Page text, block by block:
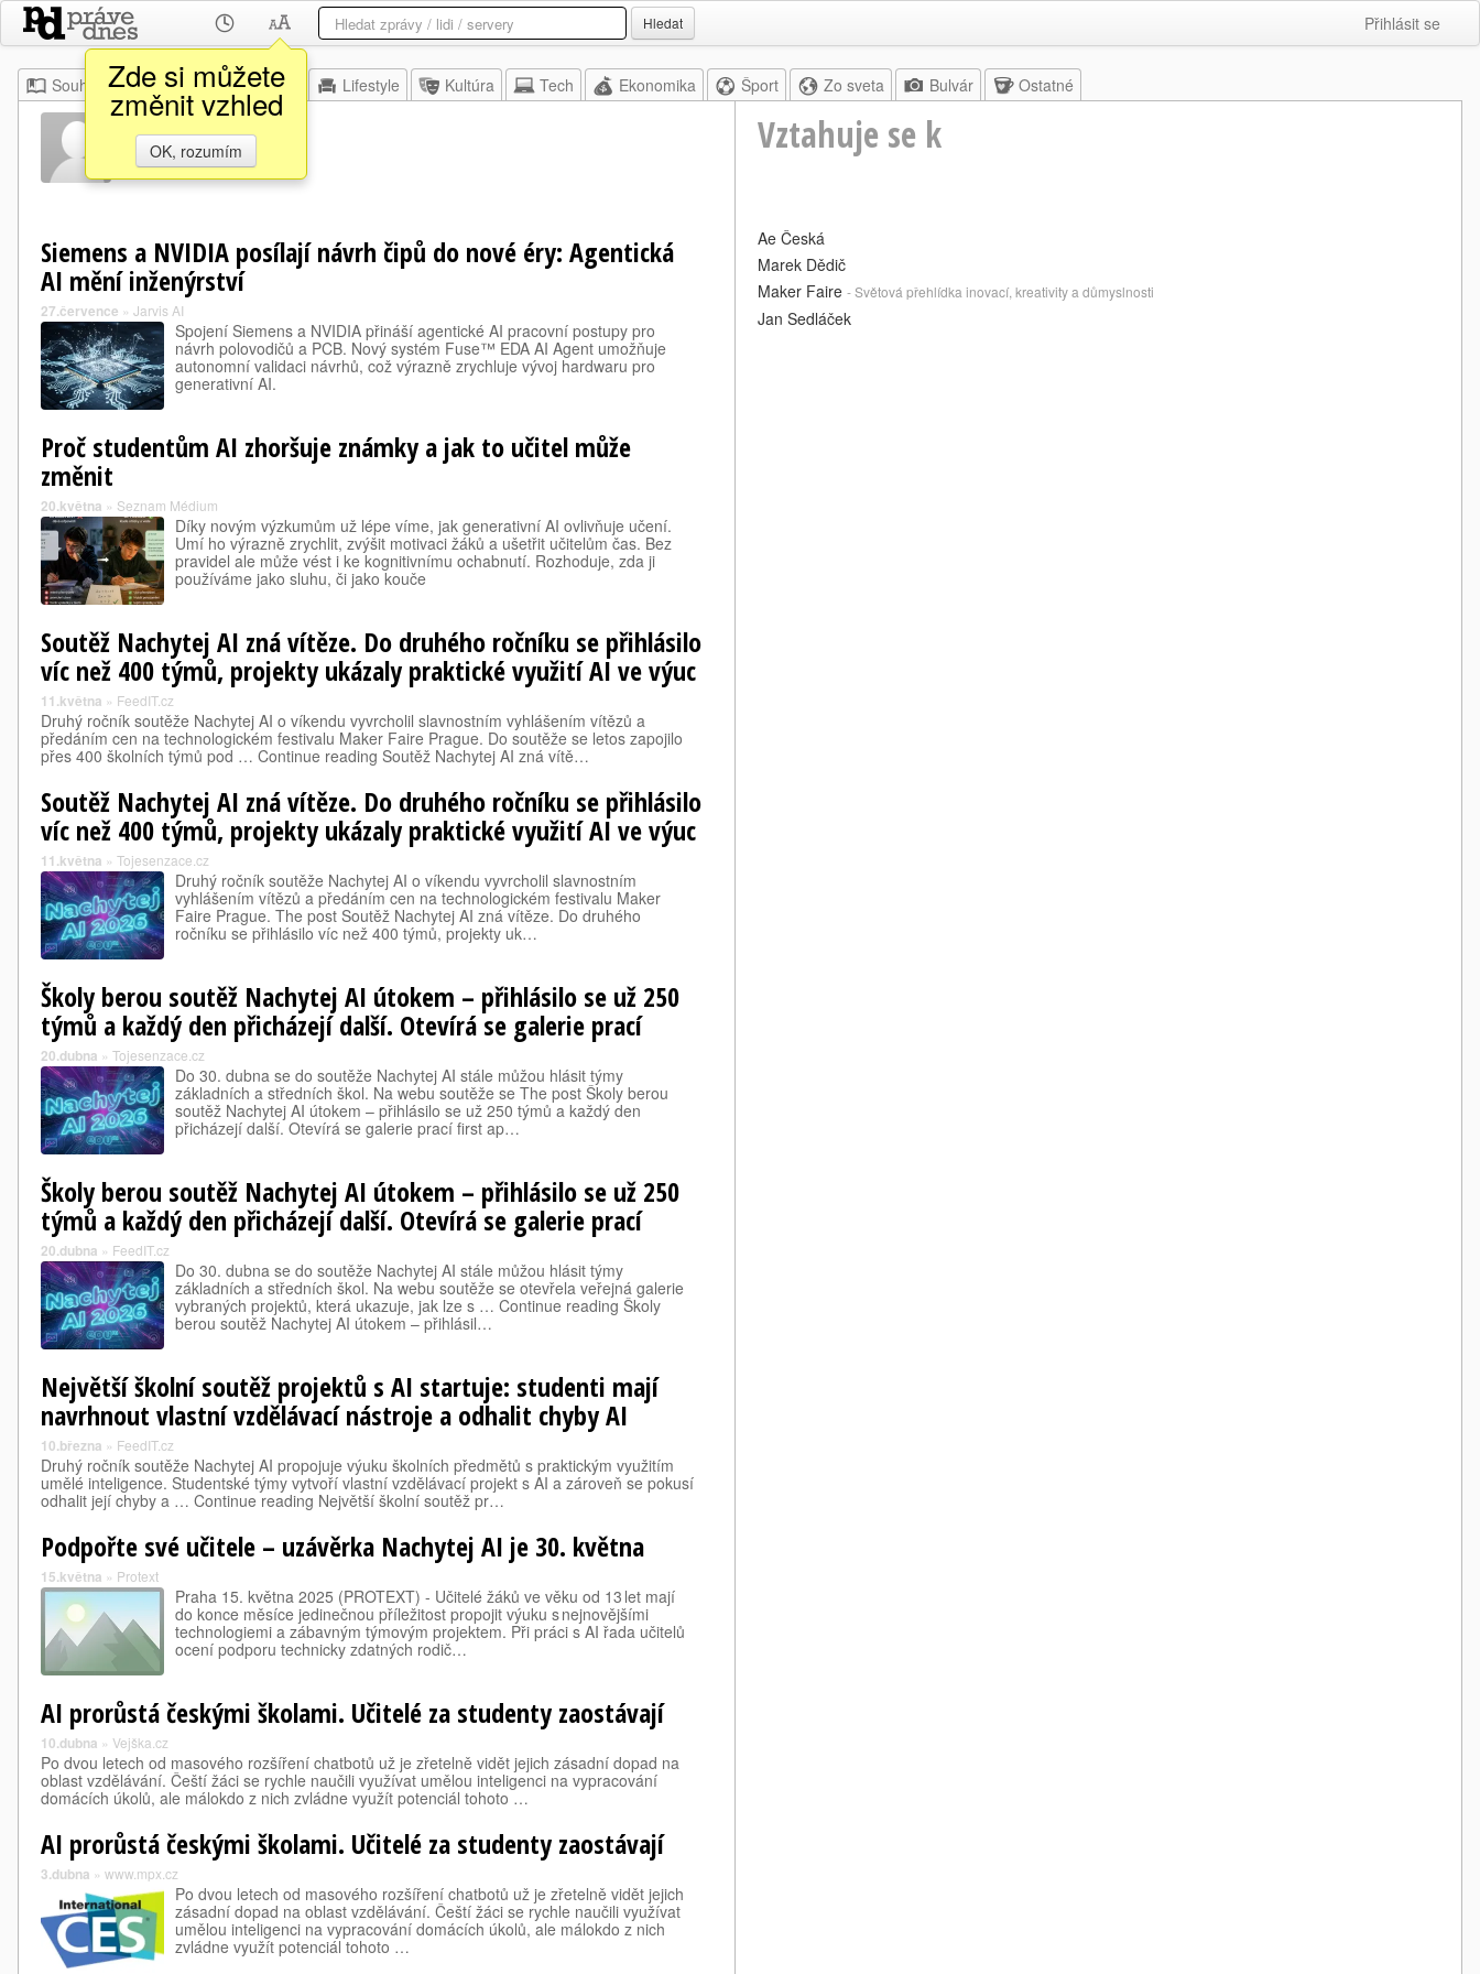
Zde si můžete
změnit vzhled
OK, rozumím
Hledat Přihlásit se
Souhrn Moje Z domova Lifestyle Kultúra Tech Ekonomika Šport Zo sveta Bulvár Ostatné
Eda Ai Vztahuje se k
Siemens a NVIDIA posílají návrh čipů do nové éry: Agentická
AI mění inženýrství
27.července » Jarvis AI
Spojení Siemens a NVIDIA přináší agentické AI pracovní postupy pro
návrh polovodičů a PCB. Nový systém Fuse™ EDA AI Agent umožňuje
autonomní validaci návrhů, což výrazně zrychluje vývoj hardwaru pro
generativní AI.
Proč studentům AI zhoršuje známky a jak to učitel může
změnit
20.května » Seznam Médium
Díky novým výzkumům už lépe víme, jak generativní AI ovlivňuje učení.
Umí ho výrazně zrychlit, zvýšit motivaci žáků a ušetřit učitelům čas. Bez
pravidel ale může vést i ke kognitivnímu ochabnutí. Rozhoduje, zda ji
používáme jako sluhu, či jako kouče
Soutěž Nachytej AI zná vítěze. Do druhého ročníku se přihlásilo
víc než 400 týmů, projekty ukázaly praktické využití AI ve výuc
11.května » FeedIT.cz
Druhý ročník soutěže Nachytej AI o víkendu vyvrcholil slavnostním vyhlášením vítězů a
předáním cen na technologickém festivalu Maker Faire Prague. Do soutěže se letos zapojilo
přes 400 školních týmů pod … Continue reading Soutěž Nachytej AI zná vítě…
Soutěž Nachytej AI zná vítěze. Do druhého ročníku se přihlásilo
víc než 400 týmů, projekty ukázaly praktické využití AI ve výuc
11.května » Tojesenzace.cz
Druhý ročník soutěže Nachytej AI o víkendu vyvrcholil slavnostním
vyhlášením vítězů a předáním cen na technologickém festivalu Maker
Faire Prague. The post Soutěž Nachytej AI zná vítěze. Do druhého
ročníku se přihlásilo víc než 400 týmů, projekty uk…
Školy berou soutěž Nachytej AI útokem – přihlásilo se už 250
týmů a každý den přicházejí další. Otevírá se galerie prací
20.dubna » Tojesenzace.cz
Do 30. dubna se do soutěže Nachytej AI stále můžou hlásit týmy
základních a středních škol. Na webu soutěže se The post Školy berou
soutěž Nachytej AI útokem – přihlásilo se už 250 týmů a každý den
přicházejí další. Otevírá se galerie prací first ap…
Školy berou soutěž Nachytej AI útokem – přihlásilo se už 250
týmů a každý den přicházejí další. Otevírá se galerie prací
20.dubna » FeedIT.cz
Do 30. dubna se do soutěže Nachytej AI stále můžou hlásit týmy
základních a středních škol. Na webu soutěže se otevřela veřejná galerie
vybraných projektů, která ukazuje, jak lze s … Continue reading Školy
berou soutěž Nachytej AI útokem – přihlásil…
Největší školní soutěž projektů s AI startuje: studenti mají
navrhnout vlastní vzdělávací nástroje a odhalit chyby AI
10.března » FeedIT.cz
Druhý ročník soutěže Nachytej AI propojuje výuku školních předmětů s praktickým využitím
umělé inteligence. Studentské týmy vytvoří vlastní vzdělávací projekt s AI a zároveň se pokusí
odhalit její chyby a … Continue reading Největší školní soutěž pr…
Podpořte své učitele – uzávěrka Nachytej AI je 30. května
15.května » Protext
Praha 15. května 2025 (PROTEXT) - Učitelé žáků ve věku od 13 let mají
do konce měsíce jedinečnou příležitost propojit výuku s nejnovějšími
technologiemi a zábavným týmovým projektem. Při práci s AI řada učitelů
ocení podporu technicky zdatných rodič…
AI prorůstá českými školami. Učitelé za studenty zaostávají
10.dubna » Vejška.cz
Po dvou letech od masového rozšíření chatbotů už je zřetelně vidět jejich zásadní dopad na
oblast vzdělávání. Čeští žáci se rychle naučili využívat umělou inteligenci na vypracování
domácích úkolů, ale málokdo z nich zvládne využít potenciál tohoto …
AI prorůstá českými školami. Učitelé za studenty zaostávají
3.dubna » www.mpx.cz
Po dvou letech od masového rozšíření chatbotů už je zřetelně vidět jejich
zásadní dopad na oblast vzdělávání. Čeští žáci se rychle naučili využívat
umělou inteligenci na vypracování domácích úkolů, ale málokdo z nich
zvládne využít potenciál tohoto …
Ae Česká
Marek Dědič
Maker Faire - Světová přehlídka inovací, kreativity a důmyslnosti
Jan Sedláček